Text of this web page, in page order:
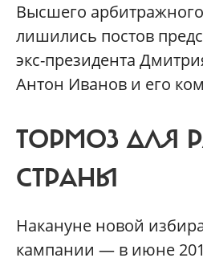
Высшего
лишились постов
экс-президента
Антон Иванов и его
ТОРМОЗ ДЛЯ
СТРАНЫ
Накануне новой
кампании — в июне